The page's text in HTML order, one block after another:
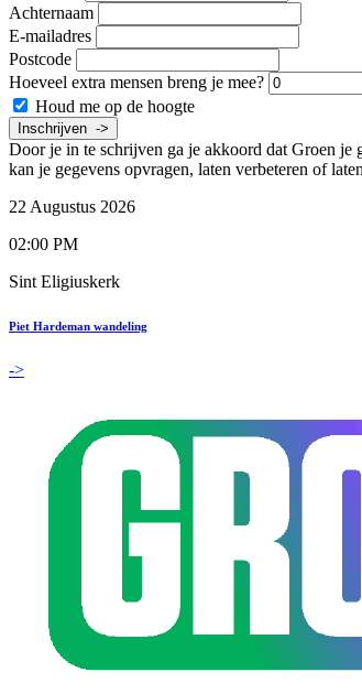
Achternaam
E-mailadres
Postcode
Hoeveel extra mensen breng je mee?
Houd me op de hoogte
Door je in te schrijven ga je akkoord dat Groen je
kan je gegevens opvragen, laten verbeteren of
22 Augustus 2026
02:00 PM
Sint Eligiuskerk
Piet Hardeman wandeling
->